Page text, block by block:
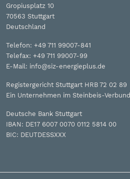
Gropiusplatz 10
70563 Stuttgart
Deutschland
Telefon: +49 711 99007-841
Telefax: +49 711 99007-99
E-Mail: info@siz-energieplus.de
Registergericht Stuttgart HRB 72 02 89
Ein Unternehmen im Steinbeis-Verbund
Deutsche Bank Stuttgart
IBAN: DE17 6007 0070 0112 5814 00
BIC: DEUTDESSXXX